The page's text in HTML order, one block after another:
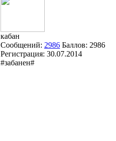
кабан
Сообщений: 2986 Баллов: 2986
Регистрация: 30.07.2014
#забанен#